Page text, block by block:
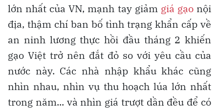
lớn nhất của VN, mạnh tay giảm giá gạonội
địa, thậm chí ban bố tình trạng khẩn cấp về
an ninh lương thực hồi đầu tháng 2 khiến
gạo Việt trở nên đắt đỏ so với yêu cầu của
nước này. Các nhà nhập khẩu khác cũng
nhìn nhau, nhìn vụ thu hoạch lúa lớn nhất
trong năm... và nhìn giá trượt dần đều để có